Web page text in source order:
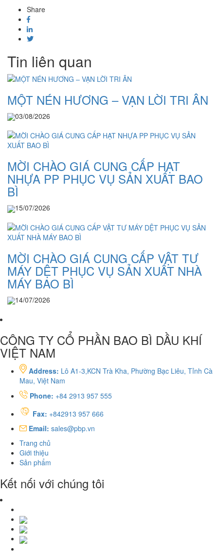
Share
Tin liên quan
MỘT NÉN HƯƠNG – VẠN LỜI TRI ÂN
03/08/2026
MỜI CHÀO GIÁ CUNG CẤP HẠT
NHỰA PP PHỤC VỤ SẢN XUẤT BAO
BÌ
15/07/2026
MỜI CHÀO GIÁ CUNG CẤP VẬT TƯ
MÁY DỆT PHỤC VỤ SẢN XUẤT NHÀ
MÁY BAO BÌ
14/07/2026
CÔNG TY CỔ PHẦN BAO BÌ DẦU KHÍ
VIỆT NAM
Address: Lô A1-3,KCN Trà Kha, Phường Bạc Liêu, Tỉnh Cà
Mau, Việt Nam
Phone: +84 2913 957 555
Fax: +842913 957 666
Email: sales@pbp.vn
Trang chủ
Giới thiệu
Sản phẩm
Kết nối với chúng tôi